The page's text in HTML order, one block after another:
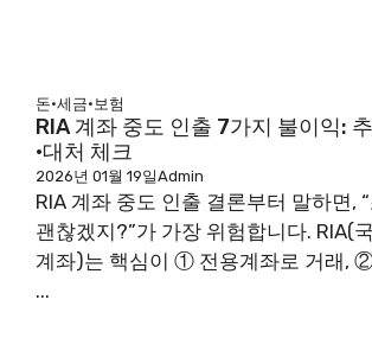
돈·세금·보험
RIA 계좌 중도 인출 7가지 불이익:
·대처 체크
2026년 01월 19일Admin
RIA 계좌 중도 인출 결론부터 말하면,
괜찮겠지?”가 가장 위험합니다. RIA(
계좌)는 핵심이 ① 전용계좌로 거래,
...